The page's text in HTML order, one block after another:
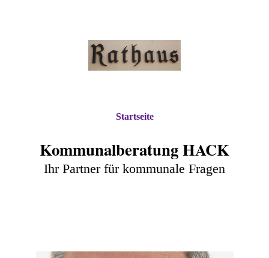
Kommunalberatung HACK
Ihr Partner für kommunale Fragen
Startseite